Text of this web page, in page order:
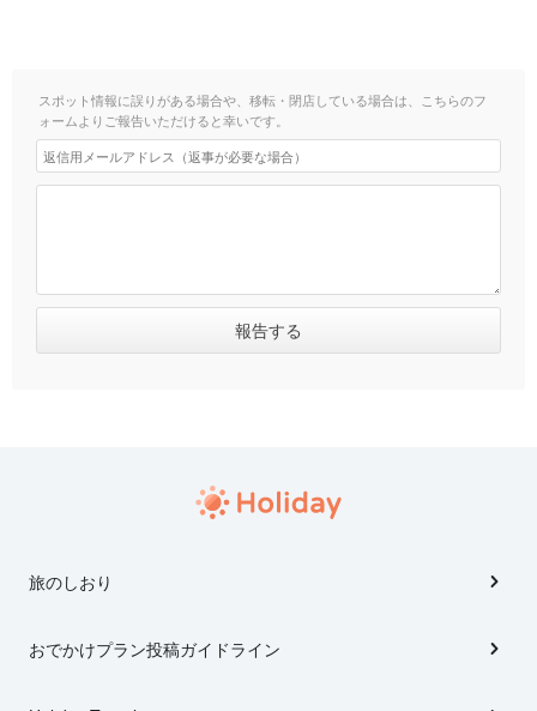
スポット情報に誤りがある場合や、移転・閉店している場合は、こちらのフ
ォームよりご報告いただけると幸いです。
旅のしおり
おでかけプラン投稿ガイドライン